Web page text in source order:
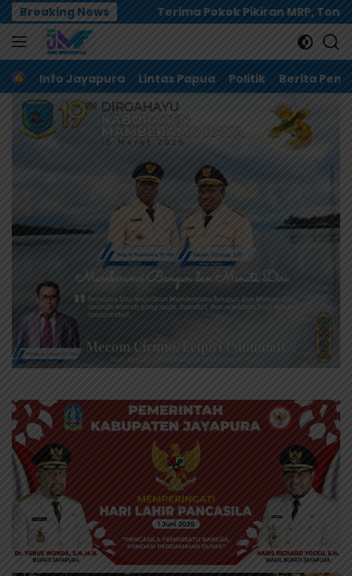
Langsung
ke
konten
Breaking News
Terima Pokok Pikiran MRP, Tonny Tesar Janji
Home
Info Jayapura Lintas Papua Politik Berita